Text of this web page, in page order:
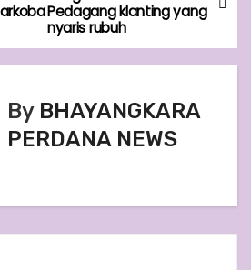
Pedagang klanting yang
nyaris rubuh
By BHAYANGKARA
PERDANA NEWS